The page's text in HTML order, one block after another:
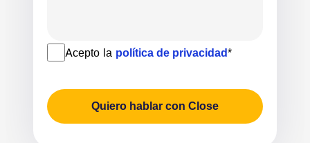
Acepto la política de privacidad*
Quiero hablar con Close